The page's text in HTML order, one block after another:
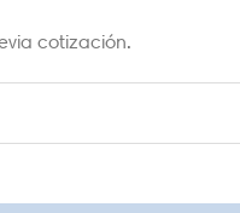
cotización.